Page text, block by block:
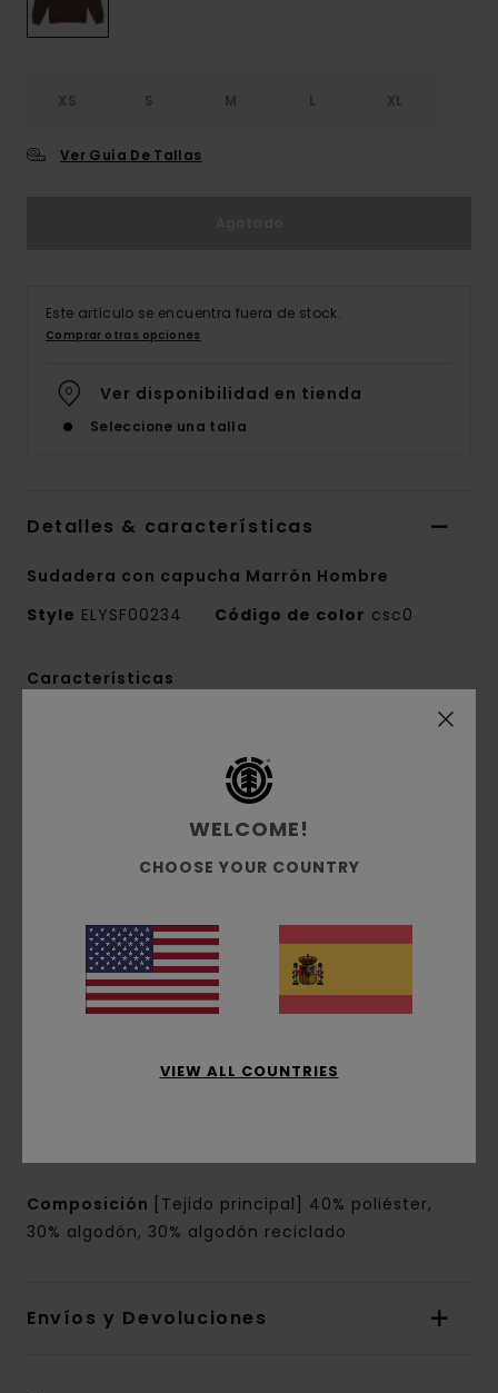
XS S M L XL
Ver Guía De Tallas
Este artículo se encuentra fuera de stock.
Comprar otras opciones
Ver disponibilidad en tienda
Seleccione una talla
Detalles & características
Sudadera con capucha Marrón Hombre
Style ELYSF00234 Código de color csc0
Características
terry francés cepillado, mezcla de
40% poliéster, 30% algodón regular y 30%
algodón reciclado [280 g/m2]
capucha con cuello
Cierre:diseño cerrado
Bolsillos:bolsillos estilo canguro
Marca:estampado en el pecho y en la parte
superior
Composición
[Tejido principal] 40% poliéster,
30% algodón, 30% algodón reciclado
Envíos y Devoluciones
WELCOME!
CHOOSE YOUR COUNTRY
VIEW ALL COUNTRIES